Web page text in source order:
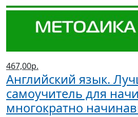
467,00р.
Английский язык.
самоучитель для
многократно